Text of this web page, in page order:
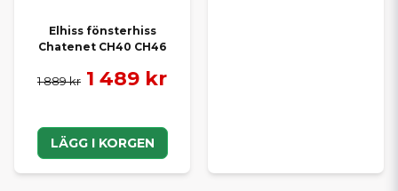
Elhiss fönsterhiss
Chatenet CH40 CH46
1 889 kr 1 489 kr
LÄGG I KORGEN